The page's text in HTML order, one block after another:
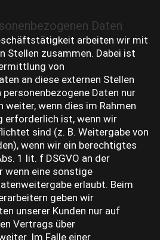
Daten
arbeiten wir mit
Stellen zusammen. Dabei ist
von
an diese externen Stellen
Daten nur
weiter, wenn dies im Rahmen
erforderlich ist, wenn wir
sind (z. B. Weitergabe von
wenn wir ein berechtigtes
1 lit. f DSGVO an der
wenn eine sonstige
erlaubt. Beim
geben wir
unserer Kunden nur auf
Vertrags über
Im Falle einer